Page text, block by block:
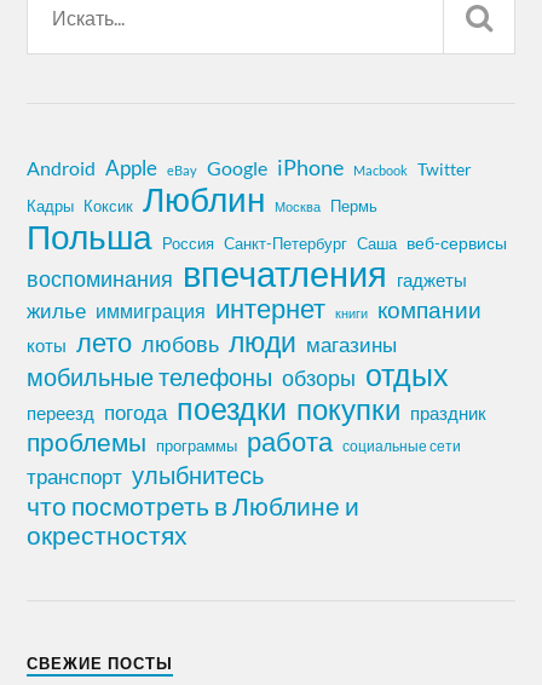
Android Apple eBay Google iPhone Macbook Twitter
Кадры Коксик Люблин Москва Пермь
Польша Россия Санкт-Петербург Саша веб-сервисы
воспоминания впечатления гаджеты
жилье иммиграция интернет книги компании
коты лето любовь люди магазины
мобильные телефоны обзоры отдых
переезд погода поездки покупки праздник
проблемы программы работа социальные сети
транспорт улыбнитесь
что посмотреть в Люблине и
окрестностях
СВЕЖИЕ ПОСТЫ